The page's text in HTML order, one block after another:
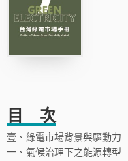
目 次
壹、綠電市場背景與驅動力
一、氣候治理下之能源轉型